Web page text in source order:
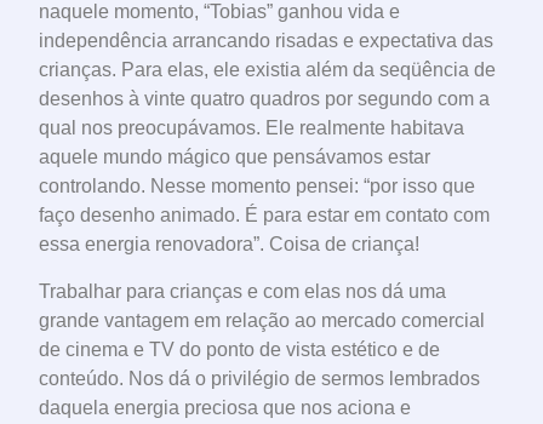
naquele momento, “Tobias” ganhou vida e
independência arrancando risadas e expectativa das
crianças. Para elas, ele existia além da seqüência de
desenhos à vinte quatro quadros por segundo com a
qual nos preocupávamos. Ele realmente habitava
aquele mundo mágico que pensávamos estar
controlando. Nesse momento pensei: “por isso que
faço desenho animado. É para estar em contato com
essa energia renovadora”. Coisa de criança!
Trabalhar para crianças e com elas nos dá uma
grande vantagem em relação ao mercado comercial
de cinema e TV do ponto de vista estético e de
conteúdo. Nos dá o privilégio de sermos lembrados
daquela energia preciosa que nos aciona e